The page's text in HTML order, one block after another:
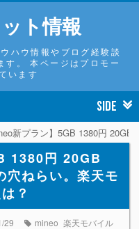
ト情報
ハウ情報やブログ経験談
す。 本ページはプロモー
います
SIDE
新プラン】5GB 1380円
1380円 20GB
穴ねらい。楽天モ
？
29 mineo 楽天モバイル